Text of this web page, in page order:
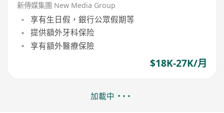
新傳媒集團 New Media Group
享有生日假，銀行公眾假期等
提供額外牙科保险
享有額外醫療保險
$18K-27K/月
加載中